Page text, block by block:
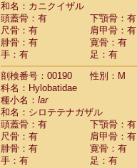
和名：カニクイザル
頭蓋骨：有
下顎骨：有
尺骨：有
肩甲骨：有
腓骨：有
寛骨：有
手：有
足：有
剖検番号：00190
性別：M
科名：Hylobatidae
種小名： lar
和名：シロテテナガザル
頭蓋骨：有
下顎骨：有
尺骨：有
肩甲骨：有
腓骨：有
寛骨：有
手：有
足：有